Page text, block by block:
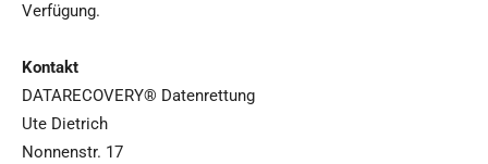
Verfügung.
Kontakt
DATARECOVERY® Datenrettung
Ute Dietrich
Nonnenstr. 17